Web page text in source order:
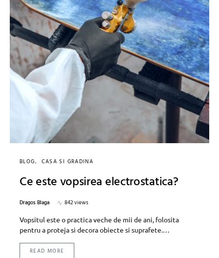
BLOG CASA SI GRADINA
Ce este vopsirea electrostatica?
Dragos Blaga
842 views
Vopsitul este o practica veche de mii de ani, folosita
pentru a proteja si decora obiecte si suprafete.…
READ MORE